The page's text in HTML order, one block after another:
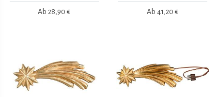
Ab 28,90 € Ab 41,20 €